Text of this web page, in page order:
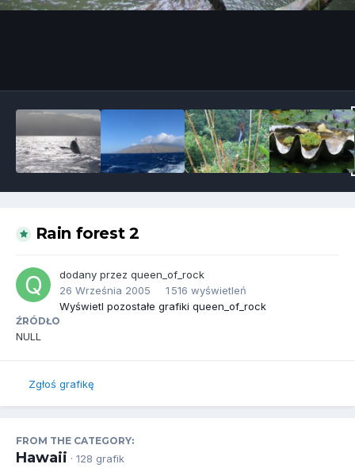
Rain forest 2
dodany przez queen_of_rock
26 Września 2005
1 516 wyświetleń
Wyświetl pozostałe grafiki queen_of_rock
ŹRÓDŁO
NULL
Zgłoś grafikę
FROM THE CATEGORY:
Hawaii · 128 grafik